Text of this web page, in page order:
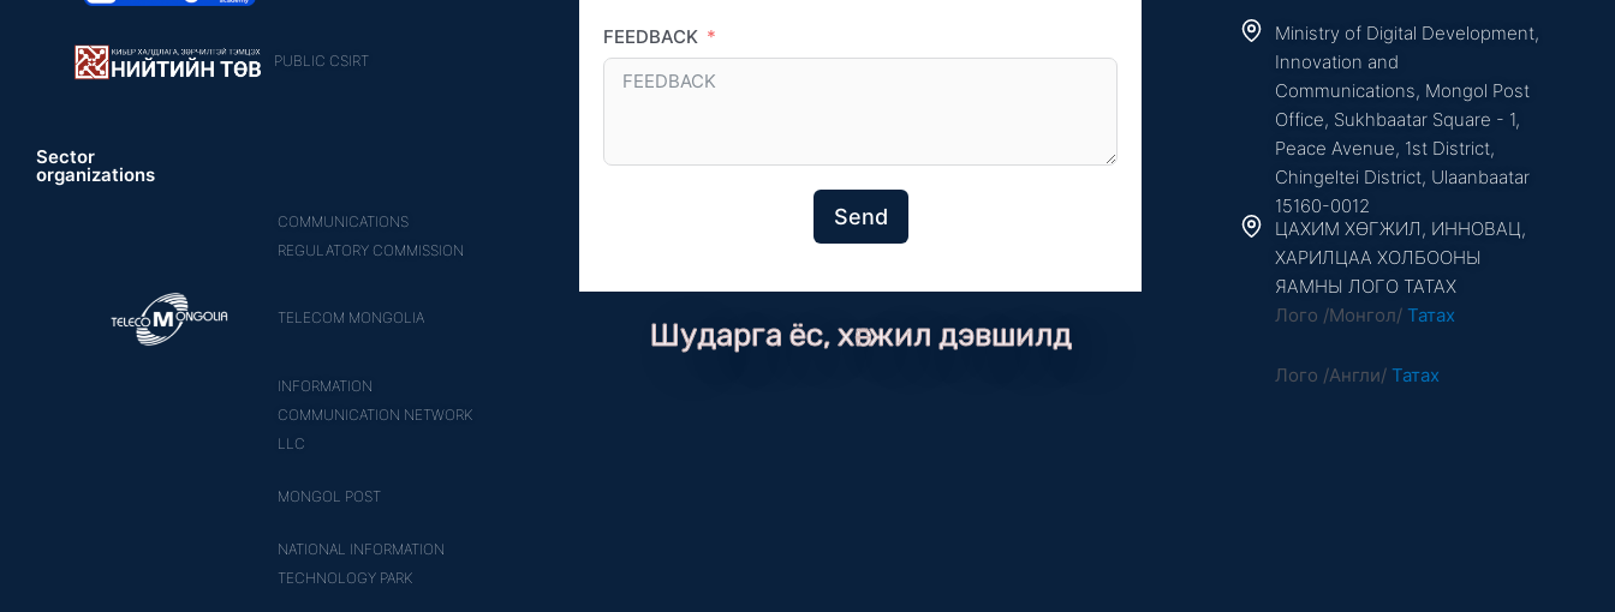
PUBLIC CSIRT
Sector
organizations
COMMUNICATIONS
REGULATORY COMMISSION
TELECOM MONGOLIA
INFORMATION
COMMUNICATION NETWORK
LLC
MONGOL POST
NATIONAL INFORMATION
TECHNOLOGY PARK
FEEDBACK
Send
Шударга ёс, хөгжил дэвшилд
Ministry of Digital Development,
Innovation and
Communications, Mongol Post
Office, Sukhbaatar Square - 1,
Peace Avenue, 1st District,
Chingeltei District, Ulaanbaatar
15160-0012
ЦАХИМ ХӨГЖИЛ, ИННОВАЦ,
ХАРИЛЦАА ХОЛБООНЫ
ЯАМНЫ ЛОГО ТАТАХ
Лого /Монгол/Татах
Лого /Англи/Татах